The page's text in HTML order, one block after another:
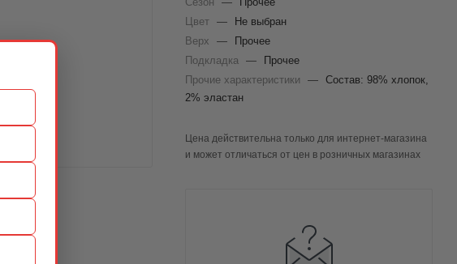
Цвет —
Не выбран
Верх
—
Прочее
Подкладка —
Прочее
Прочие характеристики
— Состав: 98% хлопок,
2% эластан
Цена действительна только для интернет-магазина
и может отличаться от цен в розничных магазинах